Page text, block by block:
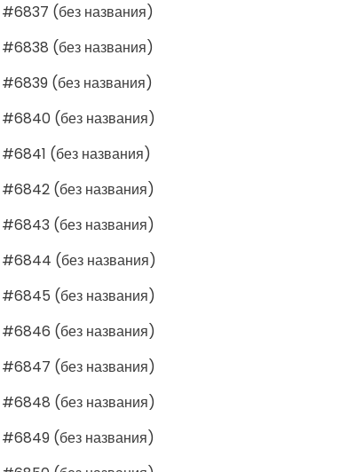
#6837 (без названия)
#6838 (без названия)
#6839 (без названия)
#6840 (без названия)
#6841 (без названия)
#6842 (без названия)
#6843 (без названия)
#6844 (без названия)
#6845 (без названия)
#6846 (без названия)
#6847 (без названия)
#6848 (без названия)
#6849 (без названия)